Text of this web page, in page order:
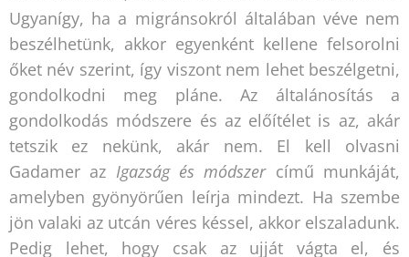
Ugyanígy, ha a migránsokról általában véve nem
beszélhetünk, akkor egyenként kellene felsorolni
őket név szerint, így viszont nem lehet beszélgetni,
gondolkodni meg pláne. Az általánosítás a
gondolkodás módszere és az előítélet is az, akár
tetszik ez nekünk, akár nem. El kell olvasni
Gadamer az Igazság és módszer című munkáját,
amelyben gyönyörűen leírja mindezt. Ha szembe
jön valaki az utcán véres késsel, akkor elszaladunk.
Pedig lehet, hogy csak az ujját vágta el, és